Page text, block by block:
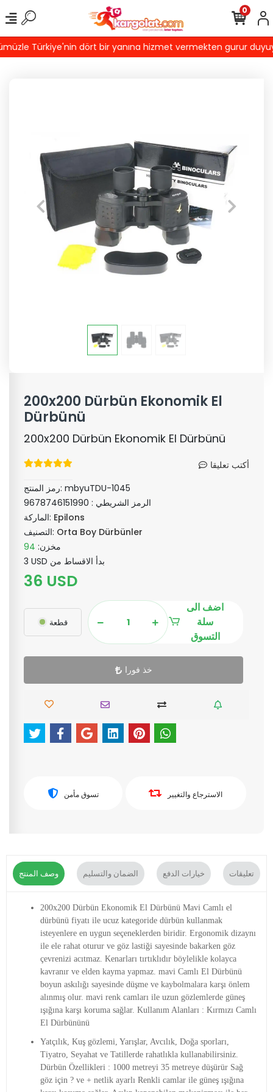
Türkiye'nin dört bir yanına hizmet vermekten gurur
0
200x200 Dürbün Ekonomik El
Dürbünü
200x200 Dürbün Ekonomik El Dürbünü
أكتب تعليقا
رمز المنتج: mbyuTDU-1045
الرمز الشريطي : 9678746151990
الماركة: Epilons
التصنيف: Orta Boy Dürbünler
مخزن: 94
3 USD بدأ الاقساط من
36 USD
قطعة
اضف الى
سلة
التسوق
خذ فورا
تسوق مأمن الاسترجاع والتغيير
وصف المنتج الضمان والتسليم خيارات الدفع تعليقات
200x200 Dürbün Ekonomik El Dürbünü Mavi Camlı el
dürbünü fiyatı ile ucuz kategoride dürbün kullanmak
isteyenlere en uygun seçeneklerden biridir. Ergonomik dizaynı
ile ele rahat oturur ve göz lastiği sayesinde bakarken göz
çevrenizi acıtmaz. Kenarları tırtıklıdır böylelikle kolayca
kavranır ve elden kayma yapmaz. mavi Camlı El Dürbünü
boyun askılığı sayesinde düşme ve kaybolmalara karşı önlem
alınmış olur. mavi renk camları ile uzun gözlemlerde güneş
ışığına karşı koruma sağlar. Kullanım Alanları : Kırmızı Camlı
El Dürbününü
Yatçılık, Kuş gözlemi, Yarışlar, Avcılık, Doğa sporları,
Tiyatro, Seyahat ve Tatillerde rahatlıkla kullanabilirsiniz.
Dürbün Özellikleri : 1000 metreyi 35 metreye düşürür Sağ
göz için ? ve + netlik ayarlı Renkli camlar ile güneş ışığına